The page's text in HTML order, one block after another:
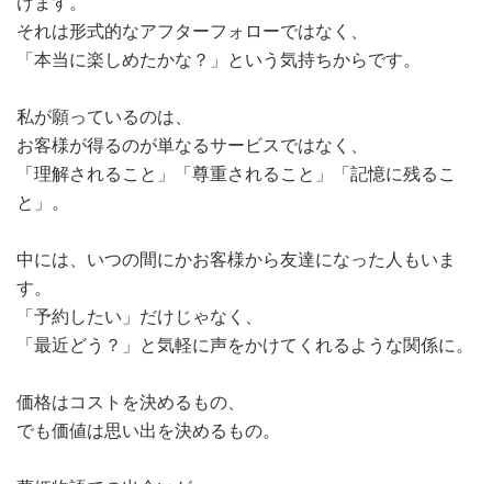
それは形式的なアフターフォローではなく、
「本当に楽しめたかな？」という気持ちからです。
私が願っているのは、
お客様が得るのが単なるサービスではなく、
「理解されること」「尊重されること」「記憶に残るこ
と」。
中には、いつの間にかお客様から友達になった人もいま
す。
「予約したい」だけじゃなく、
「最近どう？」と気軽に声をかけてくれるような関係に。
価格はコストを決めるもの、
でも価値は思い出を決めるもの。